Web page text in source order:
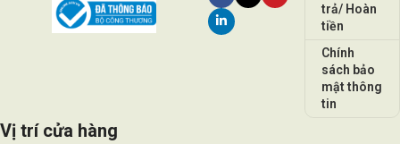
trả/ Hoàn
tiền
Chính
sách bảo
mật thông
tin
Vị trí cửa hàng